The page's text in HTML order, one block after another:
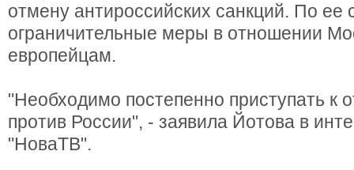
отмену антироссийских санкций. По ее
ограничительные меры в отношении
европейцам.
"Необходимо постепенно приступать к
против России", - заявила Йотова в
"НоваТВ".